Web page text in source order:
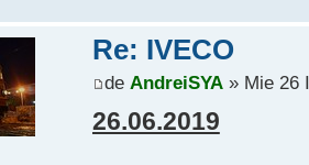
Re: IVECO
de AndreiSYA» Mie 26
26.06.2019